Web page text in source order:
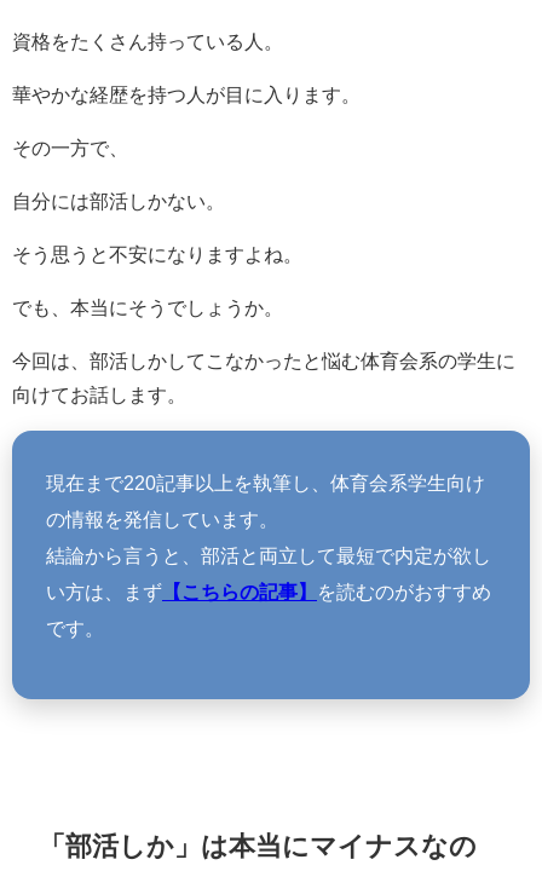
資格をたくさん持っている人。
華やかな経歴を持つ人が目に入ります。
その一方で、
自分には部活しかない。
そう思うと不安になりますよね。
でも、本当にそうでしょうか。
今回は、部活しかしてこなかったと悩む体育会系の学生に
向けてお話します。
現在まで220記事以上を執筆し、体育会系学生向け
の情報を発信しています。
結論から言うと、部活と両立して最短で内定が欲し
い方は、まず 【こちらの記事】
を読むのがおすすめ
です。
「部活しか」は本当にマイナスなの